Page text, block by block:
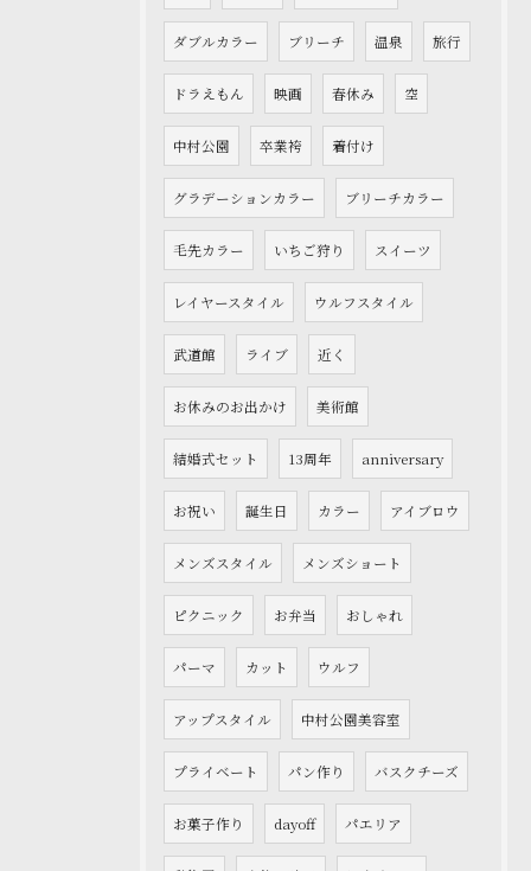
ダブルカラー ブリーチ 温泉 旅行
ドラえもん 映画 春休み 空
中村公園 卒業袴 着付け
グラデーションカラー ブリーチカラー
毛先カラー いちご狩り スイーツ
レイヤースタイル ウルフスタイル
武道館 ライブ 近く
お休みのお出かけ 美術館
結婚式セット 13周年 anniversary
お祝い 誕生日 カラー アイブロウ
メンズスタイル メンズショート
ピクニック お弁当 おしゃれ
パーマ カット ウルフ
アップスタイル 中村公園美容室
プライベート パン作り バスクチーズ
お菓子作り dayoff パエリア